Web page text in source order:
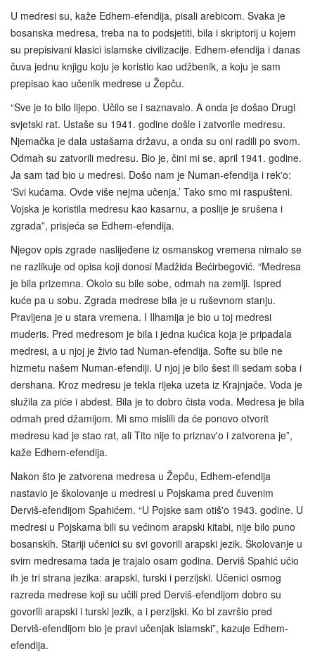
U medresi su, kaže Edhem-efendija, pisali arebicom. Svaka je
bosanska medresa, treba na to podsjetiti, bila i skriptorij u kojem
su prepisivani klasici islamske civilizacije. Edhem-efendija i danas
čuva jednu knjigu koju je koristio kao udžbenik, a koju je sam
prepisao kao učenik medrese u Žepču.
“Sve je to bilo lijepo. Učilo se i saznavalo. A onda je došao Drugi
svjetski rat. Ustaše su 1941. godine došle i zatvorile medresu.
Njemačka je dala ustašama državu, a onda su oni radili po svom.
Odmah su zatvorili medresu. Bio je, čini mi se, april 1941. godine.
Ja sam tad bio u medresi. Došo nam je Numan-efendija i rek'o:
‘Svi kućama. Ovde više nejma učenja.’ Tako smo mi raspušteni.
Vojska je koristila medresu kao kasarnu, a poslije je srušena i
zgrada”, prisjeća se Edhem-efendija.
Njegov opis zgrade naslijeđene iz osmanskog vremena nimalo se
ne razlikuje od opisa koji donosi Madžida Bećirbegović. “Medresa
je bila prizemna. Okolo su bile sobe, odmah na zemlji. Ispred
kuće pa u sobu. Zgrada medrese bila je u ruševnom stanju.
Pravljena je u stara vremena. I Ilhamija je bio u toj medresi
muderis. Pred medresom je bila i jedna kućica koja je pripadala
medresi, a u njoj je živio tad Numan-efendija. Softe su bile ne
hizmetu našem Numan-efendiji. U njoj je bilo šest ili sedam soba i
dershana. Kroz medresu je tekla rijeka uzeta iz Krajnjače. Voda je
služila za piće i abdest. Bila je to dobro čista voda. Medresa je bila
odmah pred džamijom. Mi smo mislili da će ponovo otvorit
medresu kad je stao rat, ali Tito nije to priznav'o i zatvorena je”,
kaže Edhem-efendija.
Nakon što je zatvorena medresa u Žepču, Edhem-efendija
nastavio je školovanje u medresi u Pojskama pred čuvenim
Derviš-efendijom Spahićem. “U Pojske sam otiš'o 1943. godine. U
medresi u Pojskama bili su većinom arapski kitabi, nije bilo puno
bosanskih. Stariji učenici su svi govorili arapski jezik. Školovanje u
svim medresama tada je trajalo osam godina. Derviš Spahić učio
ih je tri strana jezika: arapski, turski i perzijski. Učenici osmog
razreda medrese koji su učili pred Derviš-efendijom dobro su
govorili arapski i turski jezik, a i perzijski. Ko bi završio pred
Derviš-efendijom bio je pravi učenjak islamski”, kazuje Edhem-
efendija.